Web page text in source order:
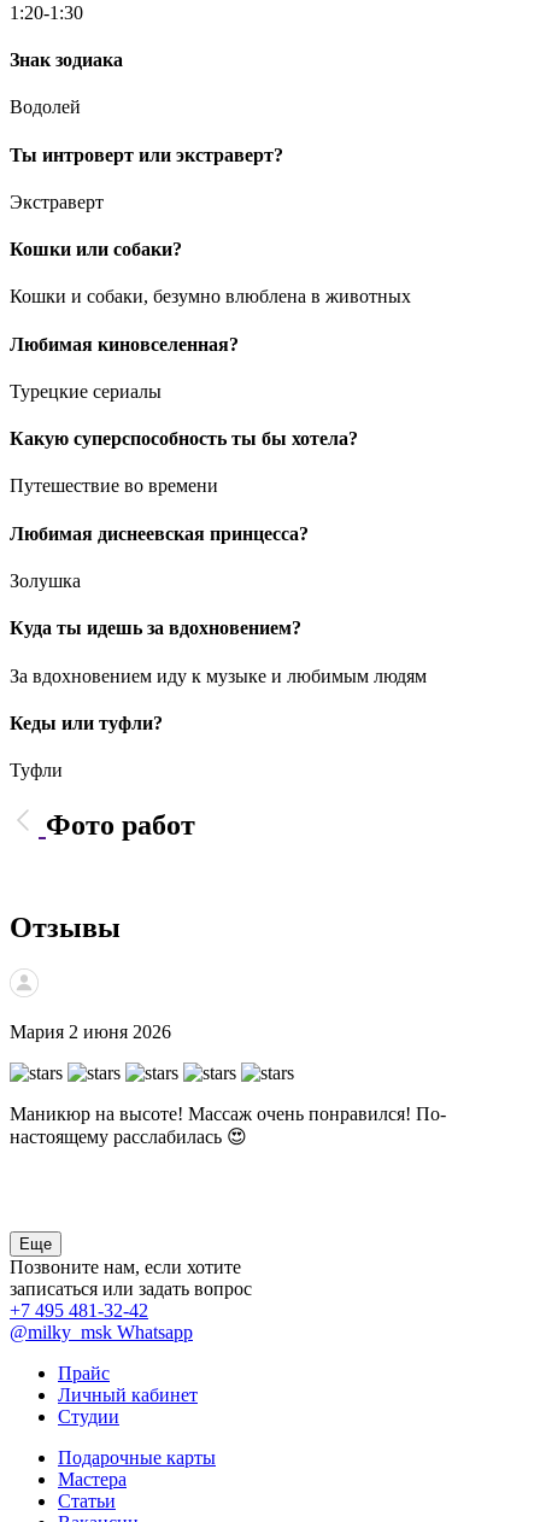
1:20-1:30
Знак зодиака
Водолей
Ты интроверт или экстраверт?
Экстраверт
Кошки или собаки?
Кошки и собаки, безумно влюблена в животных
Любимая киновселенная?
Турецкие сериалы
Какую суперспособность ты бы хотела?
Путешествие во времени
Любимая диснеевская принцесса?
Золушка
Куда ты идешь за вдохновением?
За вдохновением иду к музыке и любимым людям
Кеды или туфли?
Туфли
Фото работ
Отзывы
Мария 2 июня 2026
Маникюр на высоте! Массаж очень понравился! По-
настоящему расслабилась 😍
Еще
Позвоните нам, если хотите
записаться или задать вопрос
+7 495 481-32-42
@milky_msk Whatsapp
Прайс
Личный кабинет
Студии
Подарочные карты
Мастера
Статьи